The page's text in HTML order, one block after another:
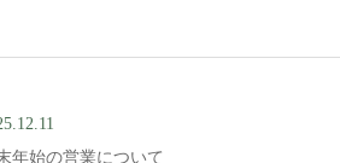
年始の営業について